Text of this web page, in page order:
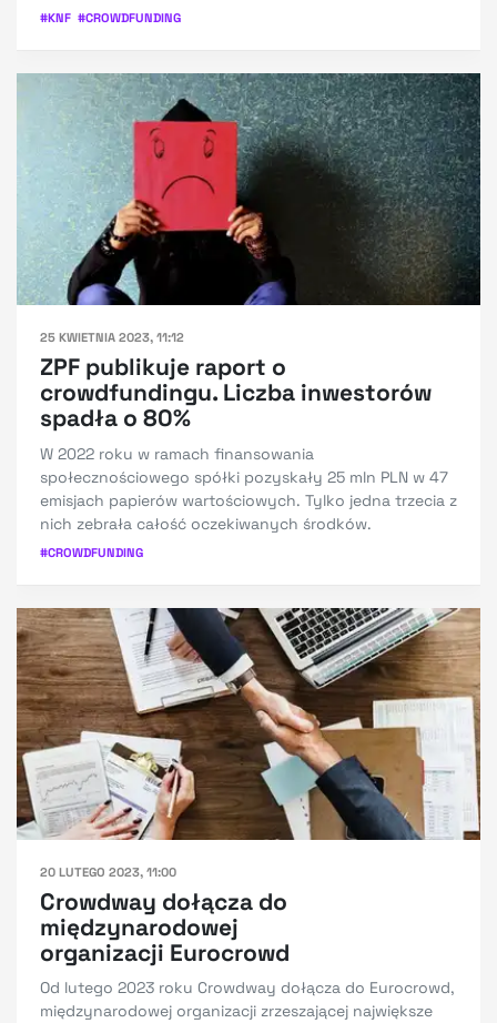
#KNF #CROWDFUNDING
25 KWIETNIA 2023, 11:12
ZPF publikuje raport o
crowdfundingu. Liczba inwestorów
spadła o 80%
W 2022 roku w ramach finansowania
społecznościowego spółki pozyskały 25 mln PLN w 47
emisjach papierów wartościowych. Tylko jedna trzecia z
nich zebrała całość oczekiwanych środków.
#CROWDFUNDING
20 LUTEGO 2023, 11:00
Crowdway dołącza do
międzynarodowej
organizacji Eurocrowd
Od lutego 2023 roku Crowdway dołącza do Eurocrowd,
międzynarodowej organizacji zrzeszającej największe